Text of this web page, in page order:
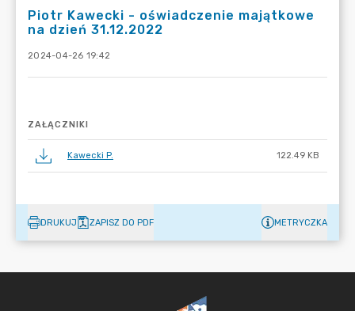
Piotr Kawecki - oświadczenie majątkowe
na dzień 31.12.2022
2024-04-26 19:42
ZAŁĄCZNIKI
Kawecki P. 122.49 KB
DRUKUJ ZAPISZ DO PDF METRYCZKA